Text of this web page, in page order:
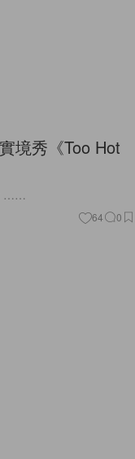
境秀《Too Hot
……
64 0